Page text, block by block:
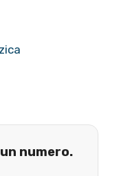
numero.